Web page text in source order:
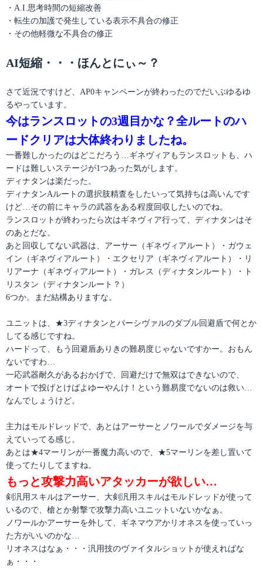
・A.I.思考時間の短縮改善
・転生の加護で発生している表示不具合の修正
・その他軽微な不具合の修正
AI短縮・・・ほんとにぃ～？
さて近況ですけど、AP0キャンペーンが終わったのでだいぶゆるゆ
るやっています。
今はランスロットの3週目かな？全ルートのハ
ードクリアは大体終わりましたね。
一番難しかったのはどこだろう…ギネヴィアもランスロットも、ハ
ードは難しいステージが1つあった気がします。
ディナタンは楽だった。
ディナタンAルートの選択肢精査をしたいって気持ちは高いんです
けど…その前にキャラの武器をある程度回収したいのでね。
ランスロットが終わったら次はギネヴィア行って、ディナタンはそ
のあとだな。
あと回収してない武器は、アーサー（ギネヴィアルート）・ガウェ
イン（ギネヴィアルート）・エクセリア（ギネヴィアルート）・リ
リアーナ（ギネヴィアルート）・ガレス（ディナタンルート）・ト
リスタン（ディナタンルート？）
6つか。まだ結構ありますな。
ユニットは、★3ディナタンとパーシヴァルのダブル回避盾で何とか
してる感じですね。
ハードって、もう回避盾ありきの難易度じゃないですかー。おもん
ないですわ…
一応武器耐久があるおかげで、回避だけで無双はできないので、
オートで投げとけばよゆーやんけ！という難易度でないのは救い…
なんでしょうけど。
主力はモルドレッドで、あとはアーサーとノワールでダメージを与
えていってる感じ。
あとは★4マーリンが一番魔力高いので、★5マーリンを差し置いて
使ってたりしてますね。
もっと攻撃力高いアタッカーが欲しい…
剣汎用スキルはアーサー、大剣汎用スキルはモルドレッドが使って
いるので、槍とか射撃で攻撃力高いユニットいないかなぁ。
ノワールかアーサーを外して、ギネマウアかリオネスを使っていっ
た方がいいのかな…
リオネスはなぁ・・・汎用技のヴァイタルショットが使えればな
ぁ・・・